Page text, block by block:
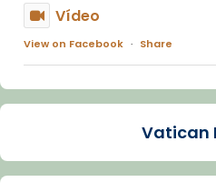
Vídeo
View on Facebook · Share
Arquebisbat de
La Carmina va patir
dos mesos, a l'Estadi
Vatican